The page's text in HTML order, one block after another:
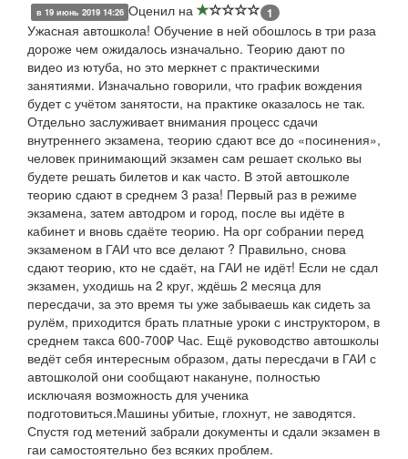
в 19 июнь 2019 14:26 Оценил на 1
Ужасная автошкола! Обучение в ней обошлось в три раза
дороже чем ожидалось изначально. Теорию дают по
видео из ютуба, но это меркнет с практическими
занятиями. Изначально говорили, что график вождения
будет с учётом занятости, на практике оказалось не так.
Отдельно заслуживает внимания процесс сдачи
внутреннего экзамена, теорию сдают все до «посинения»,
человек принимающий экзамен сам решает сколько вы
будете решать билетов и как часто. В этой автошколе
теорию сдают в среднем 3 раза! Первый раз в режиме
экзамена, затем автодром и город, после вы идёте в
кабинет и вновь сдаёте теорию. На орг собрании перед
экзаменом в ГАИ что все делают ? Правильно, снова
сдают теорию, кто не сдаёт, на ГАИ не идёт! Если не сдал
экзамен, уходишь на 2 круг, ждёшь 2 месяца для
пересдачи, за это время ты уже забываешь как сидеть за
рулём, приходится брать платные уроки с инструктором, в
среднем такса 600-700₽ Час. Ещё руководство автошколы
ведёт себя интересным образом, даты пересдачи в ГАИ с
автошколой они сообщают накануне, полностью
исключаяя возможность для ученика
подготовиться.Машины убитые, глохнут, не заводятся.
Спустя год метений забрали документы и сдали экзамен в
гаи самостоятельно без всяких проблем.